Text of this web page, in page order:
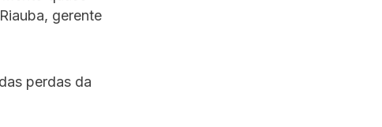
gerente
perdas da